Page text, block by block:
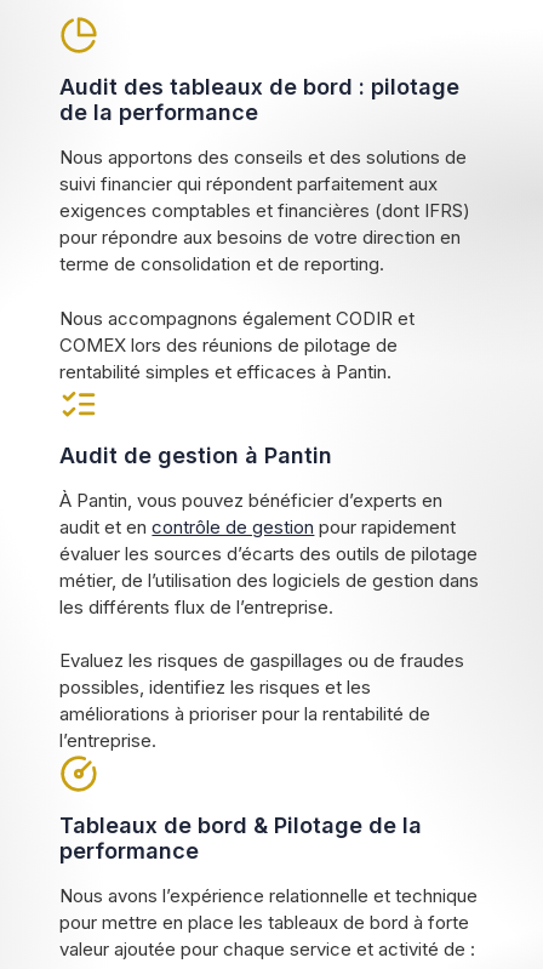
Audit des tableaux de bord : pilotage
de la performance
Nous apportons des conseils et des solutions de
suivi financier qui répondent parfaitement aux
exigences comptables et financières (dont IFRS)
pour répondre aux besoins de votre direction en
terme de consolidation et de reporting.
Nous accompagnons également CODIR et
COMEX lors des réunions de pilotage de
rentabilité simples et efficaces à Pantin.
Audit de gestion à Pantin
À Pantin, vous pouvez bénéficier d’experts en
audit et encontrôle de gestion pour rapidement
évaluer les sources d’écarts des outils de pilotage
métier, de l’utilisation des logiciels de gestion dans
les différents flux de l’entreprise.
Evaluez les risques de gaspillages ou de fraudes
possibles, identifiez les risques et les
améliorations à prioriser pour la rentabilité de
l’entreprise.
Tableaux de bord & Pilotage de la
performance
Nous avons l’expérience relationnelle et technique
pour mettre en place les tableaux de bord à forte
valeur ajoutée pour chaque service et activité de :